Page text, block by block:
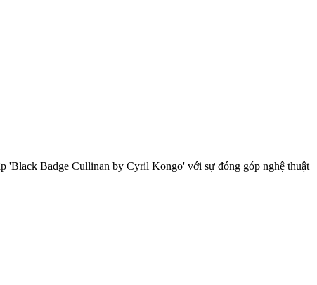
'Black Badge Cullinan by Cyril Kongo' với sự đóng góp nghệ thuật